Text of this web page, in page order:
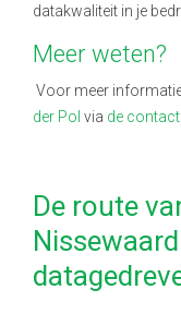
datakwaliteit in je
Meer weten?
Voor meer
der Pol via de
De route